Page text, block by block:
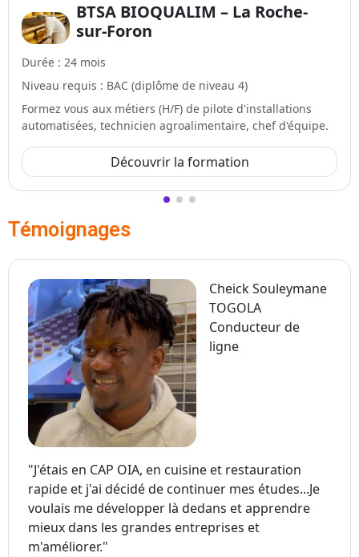
BTSA BIOQUALIM – La Roche-
sur-Foron
Durée : 24 mois
Niveau requis : BAC (diplôme de niveau 4)
Formez vous aux métiers (H/F) de pilote d'installations
automatisées, technicien agroalimentaire, chef d'équipe.
Découvrir la formation
Témoignages
Cheick Souleymane
TOGOLA
Conducteur de
ligne
"J'étais en CAP OIA, en cuisine et restauration
rapide et j'ai décidé de continuer mes études...Je
voulais me développer là dedans et apprendre
mieux dans les grandes entreprises et
m'améliorer."